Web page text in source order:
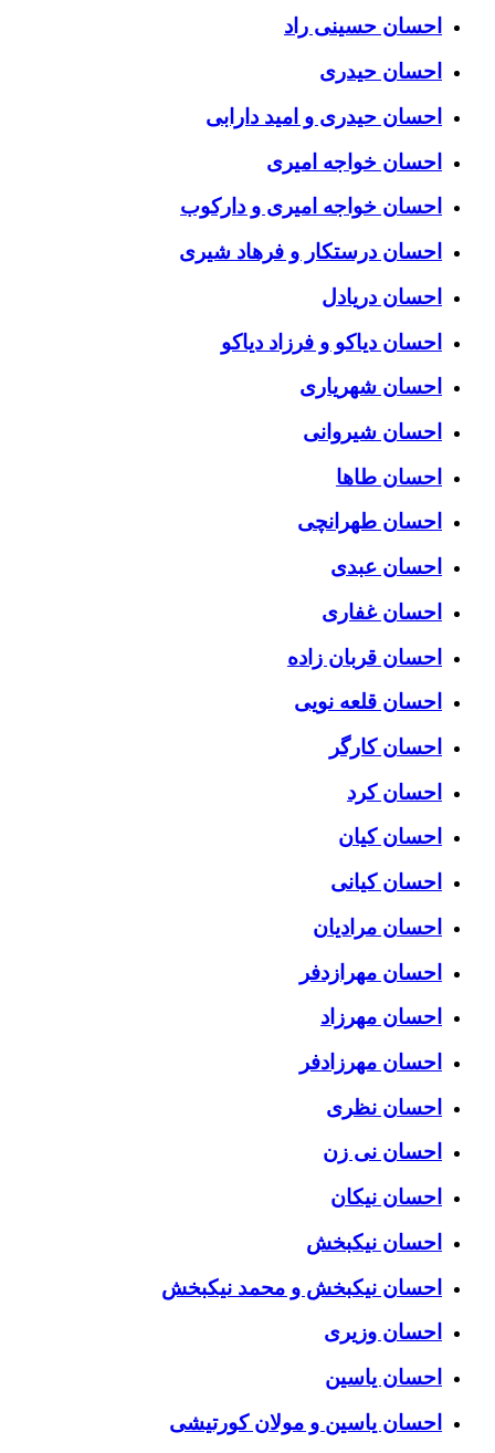
احسان حسینی راد
احسان حیدری
احسان حیدری و امید دارابی
احسان خواجه امیری
احسان خواجه امیری و دارکوب
احسان درستكار و فرهاد شيرى
احسان دریادل
احسان دیاکو و فرزاد دیاکو
احسان شهریاری
احسان شیروانی
احسان طاها
احسان طهرانچی
احسان عبدی
احسان غفاری
احسان قربان زاده
احسان قلعه نویی
احسان کارگر
احسان کرد
احسان کیان
احسان کیانی
احسان مرادیان
احسان مهرازدفر
احسان مهرزاد
احسان مهرزادفر
احسان نظری
احسان نی زن
احسان نیکان
احسان نیکبخش
احسان نیکبخش و محمد نیکبخش
احسان وزیری
احسان یاسین
احسان یاسین و مولان کورتیشی